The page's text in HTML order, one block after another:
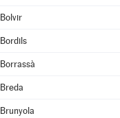
Bolvir
Bordils
Borrassà
Breda
Brunyola